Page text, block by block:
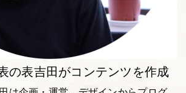
の表吉田がコンテンツを作成